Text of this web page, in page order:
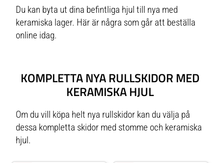
Du kan byta ut dina befintliga hjul till nya med
keramiska lager. Här är några som går att beställa
online idag.
KOMPLETTA NYA RULLSKIDOR MED
KERAMISKA HJUL
Om du vill köpa helt nya rullskidor kan du välja på
dessa kompletta skidor med stomme och keramiska
hjul.